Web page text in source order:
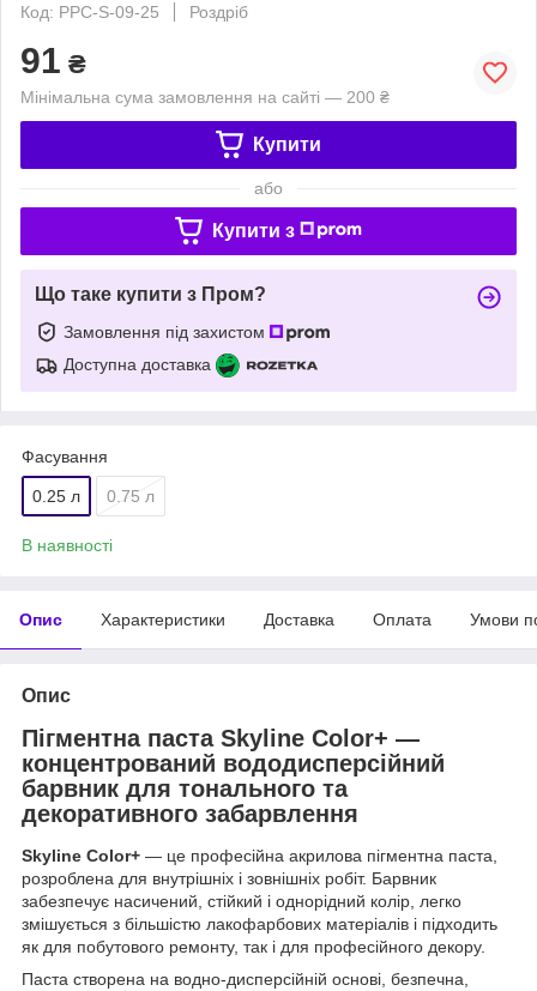
Код: PPC-S-09-25
Роздріб
91 ₴
Мінімальна сума замовлення на сайті — 200 ₴
Купити
або
Купити з
Що таке купити з Пром?
Замовлення під захистом
Доступна доставка
Фасування
0.25 л 0.75 л
В наявності
Опис Характеристики Доставка Оплата Умови
Опис
Пігментна паста Skyline Color+ —
концентрований вододисперсійний
барвник для тонального та
декоративного забарвлення
Skyline Color+ — це професійна акрилова пігментна паста,
розроблена для внутрішніх і зовнішніх робіт. Барвник
забезпечує насичений, стійкий і однорідний колір, легко
змішується з більшістю лакофарбових матеріалів і підходить
як для побутового ремонту, так і для професійного декору.
Паста створена на водно-дисперсійній основі, безпечна,